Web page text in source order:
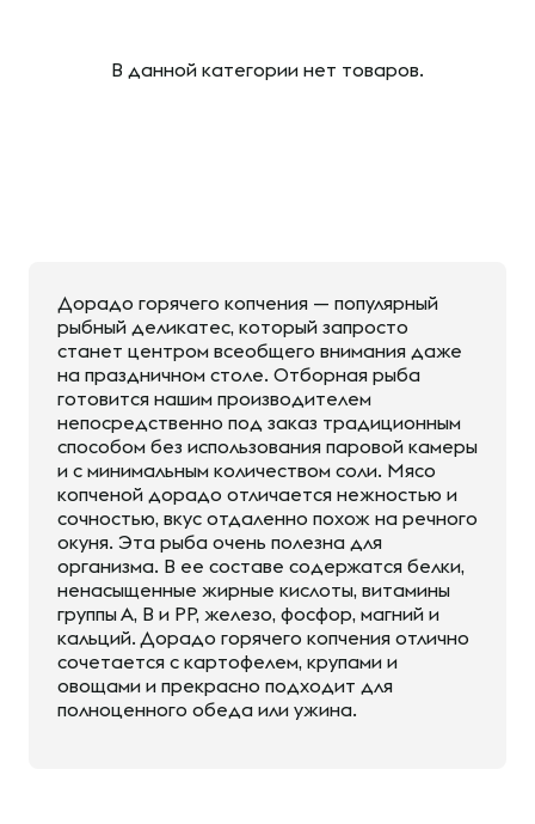
В данной категории нет товаров.
Дорадо горячего копчения — популярный
рыбный деликатес, который запросто
станет центром всеобщего внимания даже
на праздничном столе. Отборная рыба
готовится нашим производителем
непосредственно под заказ традиционным
способом без использования паровой камеры
и с минимальным количеством соли. Мясо
копченой дорадо отличается нежностью и
сочностью, вкус отдаленно похож на речного
окуня. Эта рыба очень полезна для
организма. В ее составе содержатся белки,
ненасыщенные жирные кислоты, витамины
группы А, В и РР, железо, фосфор, магний и
кальций. Дорадо горячего копчения отлично
сочетается с картофелем, крупами и
овощами и прекрасно подходит для
полноценного обеда или ужина.